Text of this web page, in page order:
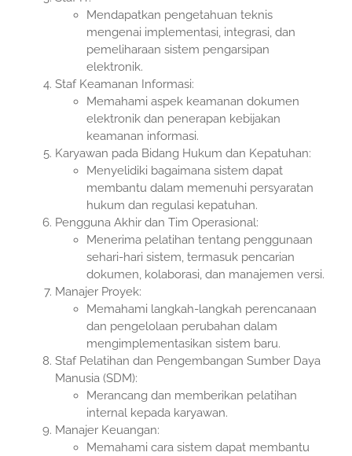
Mendapatkan pengetahuan teknis
mengenai implementasi, integrasi, dan
pemeliharaan sistem pengarsipan
elektronik.
Staf Keamanan Informasi:
Memahami aspek keamanan dokumen
elektronik dan penerapan kebijakan
keamanan informasi.
Karyawan pada Bidang Hukum dan Kepatuhan:
Menyelidiki bagaimana sistem dapat
membantu dalam memenuhi persyaratan
hukum dan regulasi kepatuhan.
Pengguna Akhir dan Tim Operasional:
Menerima pelatihan tentang penggunaan
sehari-hari sistem, termasuk pencarian
dokumen, kolaborasi, dan manajemen versi.
Manajer Proyek:
Memahami langkah-langkah perencanaan
dan pengelolaan perubahan dalam
mengimplementasikan sistem baru.
Staf Pelatihan dan Pengembangan Sumber Daya
Manusia (SDM):
Merancang dan memberikan pelatihan
internal kepada karyawan.
Manajer Keuangan:
Memahami cara sistem dapat membantu